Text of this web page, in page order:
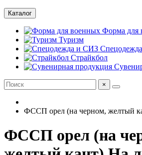
Каталог
Форма для
Туризм
Страйкбол
×
ФССП орел (на черном, желтый
ФССП орел (на